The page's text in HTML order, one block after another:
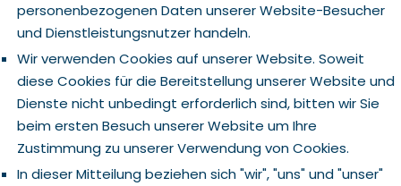
personenbezogenen Daten unserer Website-Besucher
und Dienstleistungsnutzer handeln.
Wir verwenden Cookies auf unserer Website. Soweit
diese Cookies für die Bereitstellung unserer Website und
Dienste nicht unbedingt erforderlich sind, bitten wir Sie
beim ersten Besuch unserer Website um Ihre
Zustimmung zu unserer Verwendung von Cookies.
In dieser Mitteilung beziehen sich "wir", "uns" und "unser"